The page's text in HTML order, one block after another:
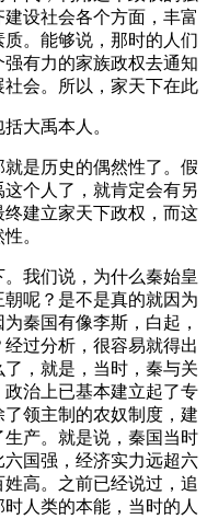
设社会各个方面，丰富
。能够说，那时的人们
有力的家族政权去通知
会。所以，家天下在此
大禹本人。
是历史的偶然性了。假
个人了，就肯定会有另
建立家天下政权，而这
。
我们说，为什么秦始皇
呢？是不是真的就因为
秦国有像李斯，白起，
过分析，很容易就得出
，就是，当时，秦与关
治上已基本建立起了专
领主制的农奴制度，建
产。就是说，秦国当时
国强，经济实力远超六
高。之前已经说过，追
人类的本能，当时的人